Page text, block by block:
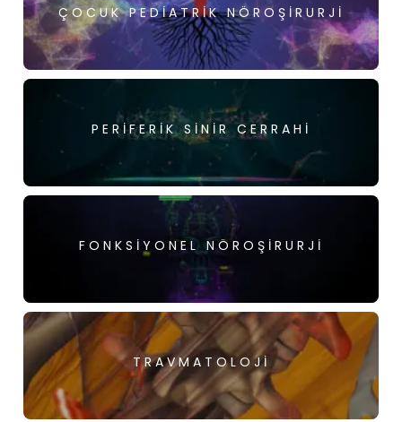
ÇOCUK PEDIATRIK NÖROŞIRURJI
PERIFERIK SINIR CERRAHI
FONKSIYONEL NÖROŞIRURJI
TRAVMATOLOJI